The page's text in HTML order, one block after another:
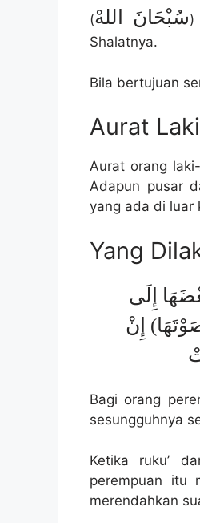
(سُبْحَانَ اللهْ)
Shalatnya.
Bila bertujuan
Aurat
Aurat orang
Adapun pusar
yang ada di luar
Yang
إِلَى
إِنْ
Bagi orang
sesungguhnya
Ketika ruku’
perempuan itu
merendahkan